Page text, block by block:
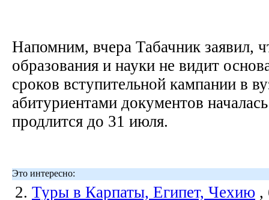
Напомним, вчера Табачник заявил,
образования и науки не видит
сроков вступительной кампании в
абитуриентами документов
продлится до 31 июля.
Это интересно:
2. Туры в Карпаты, Египет, Чехию ,